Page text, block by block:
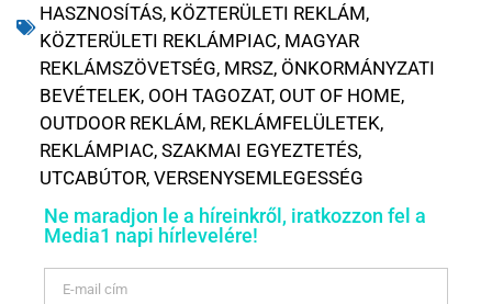
HASZNOSÍTÁS, KÖZTERÜLETI REKLÁM,
KÖZTERÜLETI REKLÁMPIAC, MAGYAR
REKLÁMSZÖVETSÉG, MRSZ, ÖNKORMÁNYZATI
BEVÉTELEK, OOH TAGOZAT, OUT OF HOME,
OUTDOOR REKLÁM, REKLÁMFELÜLETEK,
REKLÁMPIAC, SZAKMAI EGYEZTETÉS,
UTCABÚTOR, VERSENYSEMLEGESSÉG
Ne maradjon le a híreinkről, iratkozzon fel a
Media1 napi hírlevelére!